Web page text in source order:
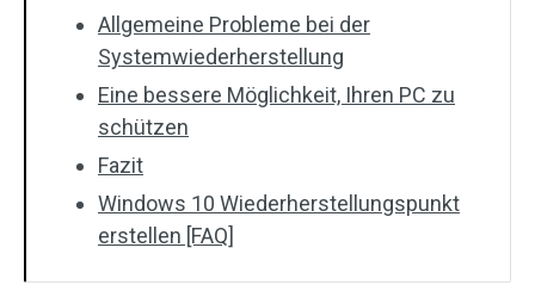
Allgemeine Probleme bei der
Systemwiederherstellung
Eine bessere Möglichkeit, Ihren PC zu
schützen
Fazit
Windows 10 Wiederherstellungspunkt
erstellen [FAQ]